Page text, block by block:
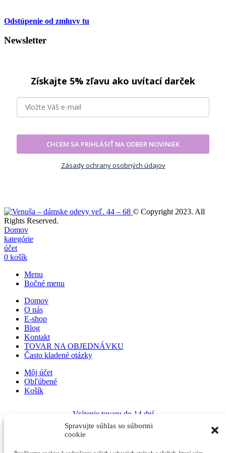
Spravujte súhlas so súbormi
cookie
Odstúpenie od zmluvy tu
Newsletter
Získajte 5% zľavu ako uvítací darček
CHCEM SA PRIHLÁSIŤ NA ODBER NOVINIEK
Zásady ochrany osobných údajov
© Copyright 2023. All
Rights Reserved.
Domov
kategórie
účet
0 košík
Menu
Bočné menu
Domov
O nás
E-shop
Blog
Kontakt
TOVAR NA OBJEDNÁVKU
Často kladené otázky
Môj účet
Obľúbené
Košík
Vrátenie tovaru do 14 dní
Pripojte sa k zoznamu čakateľov